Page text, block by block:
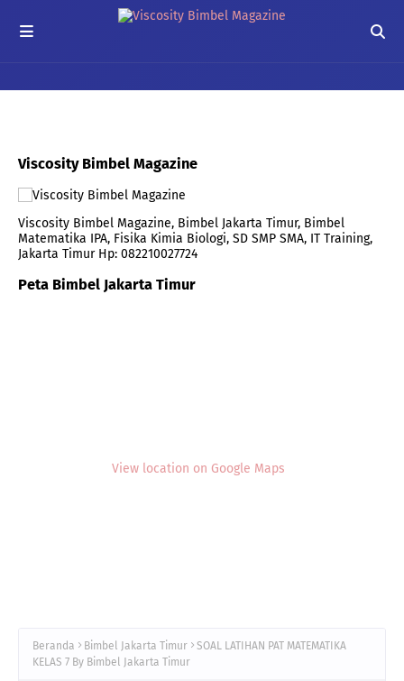
Viscosity Bimbel Magazine
Viscosity Bimbel Magazine, Bimbel Jakarta Timur, Bimbel
Matematika IPA, Fisika Kimia Biologi, SD SMP SMA, IT Training,
Jakarta Timur Hp: 082210027724
Peta Bimbel Jakarta Timur
View location on Google Maps
Beranda Bimbel Jakarta Timur
SOAL LATIHAN PAT MATEMATIKA
KELAS 7 By Bimbel Jakarta Timur